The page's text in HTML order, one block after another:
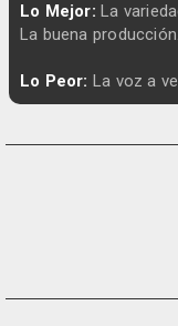
Lo Mejor: La
La buena producción.
Lo Peor: La voz a